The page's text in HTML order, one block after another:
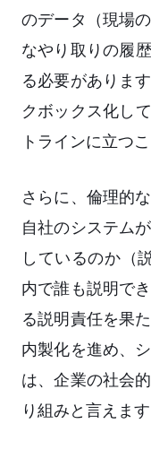
のデータ（現場
なやり取りの履
る必要がありま
クボックス化し
トラインに立つ
さらに、倫理的
自社のシステム
しているのか（
内で誰も説明で
る説明責任を果
内製化を進め、
は、企業の社会
り組みと言えます